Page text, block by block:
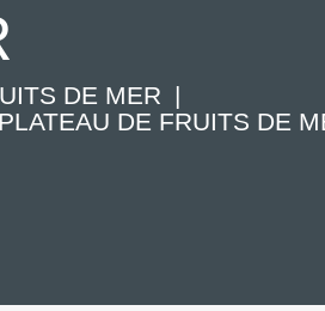
DE MER
DE FRUITS DE